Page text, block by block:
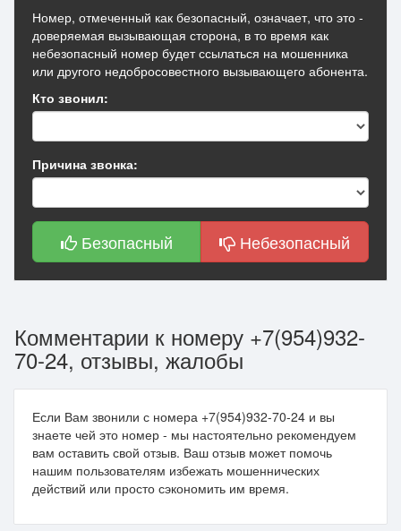
Номер, отмеченный как безопасный, означает, что это -
доверяемая вызывающая сторона, в то время как
небезопасный номер будет ссылаться на мошенника
или другого недобросовестного вызывающего абонента.
Кто звонил:
Причина звонка:
Безопасный Небезопасный
Комментарии к номеру +7(954)932-
70-24, отзывы, жалобы
Если Вам звонили с номера +7(954)932-70-24 и вы
знаете чей это номер - мы настоятельно рекомендуем
вам оставить свой отзыв. Ваш отзыв может помочь
нашим пользователям избежать мошеннических
действий или просто сэкономить им время.